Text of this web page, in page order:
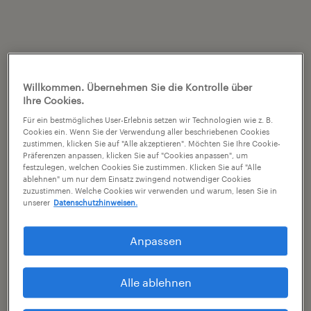
Willkommen. Übernehmen Sie die Kontrolle über
Ihre Cookies.
Für ein bestmögliches User-Erlebnis setzen wir Technologien wie z. B.
Cookies ein. Wenn Sie der Verwendung aller beschriebenen Cookies
zustimmen, klicken Sie auf "Alle akzeptieren". Möchten Sie Ihre Cookie-
Präferenzen anpassen, klicken Sie auf "Cookies anpassen", um
festzulegen, welchen Cookies Sie zustimmen. Klicken Sie auf "Alle
ablehnen" um nur dem Einsatz zwingend notwendiger Cookies
zuzustimmen. Welche Cookies wir verwenden und warum, lesen Sie in
unserer Datenschutzhinweisen.
Anpassen
Alle ablehnen